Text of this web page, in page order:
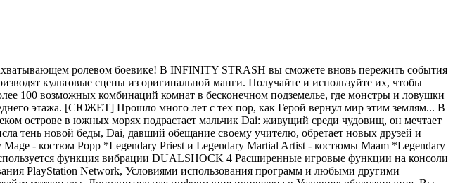
ролевом боевике! В INFINITY STRASH вы сможете вновь пережить события
культовые сцены из оригинальной манги. Получайте и используйте их, чтобы
100 возможных комбинаций комнат в бесконечном подземелье, где монстры и ловушки
этажа. [СЮЖЕТ] Прошло много лет с тех пор, как Герой вернул мир этим землям... В
острове в южных морях подрастает мальчик Dai: живущий среди чудовищ, он мечтает
тень новой беды, Dai, давший обещание своему учителю, обретает новых друзей и
- костюм Popp *Legendary Priest и Legendary Martial Artist - костюмы Maam *Legendary
функция вибрации DUALSHOCK 4 Расширенные игровые функции на консоли
PlayStation Network, Условиями использования программ и любыми другими